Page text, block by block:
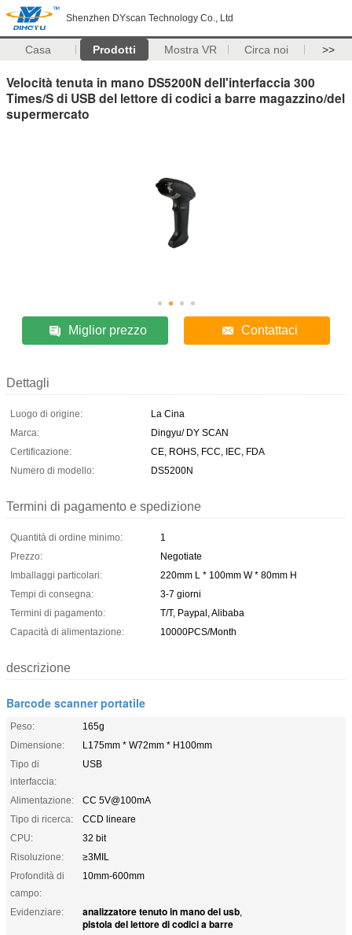
Shenzhen DYscan Technology Co., Ltd
Casa Prodotti Mostra VR Circa noi >>
Velocità tenuta in mano DS5200N dell'interfaccia 300
Times/S di USB del lettore di codici a barre magazzino/del
supermercato
Miglior prezzo Contattaci
Dettagli
Luogo di origine:
La Cina
Marca:
Dingyu/ DY SCAN
Certificazione:
CE, ROHS, FCC, IEC, FDA
Numero di modello:
DS5200N
Termini di pagamento e spedizione
Quantità di ordine minimo:
1
Prezzo:
Negotiate
Imballaggi particolari:
220mm L * 100mm W * 80mm H
Tempi di consegna:
3-7 giorni
Termini di pagamento:
T/T, Paypal, Alibaba
Capacità di alimentazione:
10000PCS/Month
descrizione
Barcode scanner portatile
Peso:
165g
Dimensione:
L175mm * W72mm * H100mm
Tipo di
interfaccia:
USB
Alimentazione:
CC 5V@100mA
Tipo di ricerca:
CCD lineare
CPU:
32 bit
Risoluzione:
≥3MIL
Profondità di
campo:
10mm-600mm
Evidenziare: analizzatore tenuto in mano del usb,
pistola del lettore di codici a barre